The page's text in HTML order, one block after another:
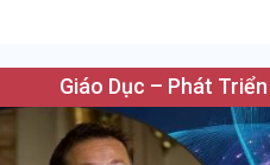
Giáo Dục – Phát